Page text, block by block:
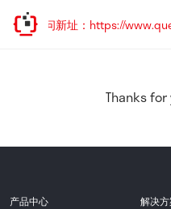
欢迎访问新址：https://
Thanks
产品中心 解决